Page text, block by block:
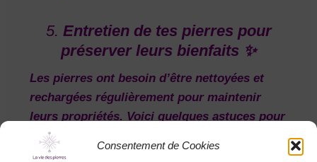
Consentement de Cookies
5. Entretien de tes pierres pour
préserver leurs bienfaits ✨
Les pierres ont besoin d’être nettoyées et
rechargées régulièrement pour maintenir
leurs propriétés. Voici quelques astuces pour
prendre soin de tes pierres :